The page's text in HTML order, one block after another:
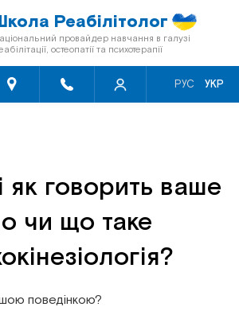
Реабілітолог
провайдер навчання в галузі
остеопатії та психотерапії
РУС УКР
як говорить ваше
чи що таке
поведінкою?
зі знижкою -50%